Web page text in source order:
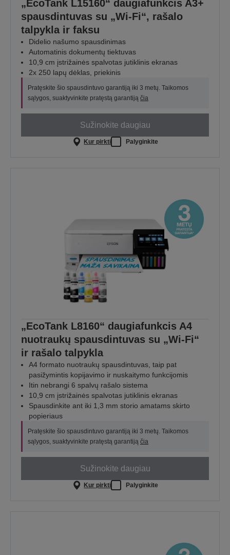
„EcoTank L15160“ daugiafunkcis A3+
spausdintuvas su „Wi-Fi“, rašalo
talpykla ir faksu
Didelio našumo spausdinimas
Automatinis dokumentų tiektuvas
10,9 cm įstrižainės spalvotas jutiklinis ekranas
2x 250 lapų dėklas, priekinis
Pratęskite šio spausdintuvo garantiją iki 3 metų. Taikomos
sąlygos, suaktyvinkite pratęstą garantiją čia
Sužinokite daugiau
Kur pirkti Palyginkite
„EcoTank L8160“ daugiafunkcis A4
nuotraukų spausdintuvas su „Wi-Fi“
ir rašalo talpykla
A4 formato nuotraukų spausdintuvas, taip pat
pasižymintis kopijavimo ir nuskaitymo funkcijomis
Itin nebrangi 6 spalvų rašalo sistema
10,9 cm įstrižainės spalvotas jutiklinis ekranas
Spausdinkite ant iki 1,3 mm storio amatams skirto
popieriaus
Pratęskite šio spausdintuvo garantiją iki 3 metų. Taikomos
sąlygos, suaktyvinkite pratęstą garantiją čia
Sužinokite daugiau
Kur pirkti Palyginkite